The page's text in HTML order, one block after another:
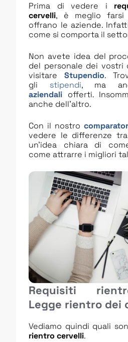
Prima di vedere i
cervelli, è meglio farsi
offrano le aziende.
come si comporta il
Non avete idea del
del personale dei vostri
visitareStupendio.
gli stipendi, ma
aziendali offerti.
anche dell’altro.
Con il nostro
vedere le differenze
un’idea chiara di
come attrarre i migliori
Requisiti
Legge rientro dei
Vediamo quindi quali
rientro cervelli.